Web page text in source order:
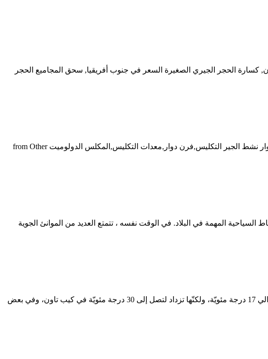
الحجر الجيري الصغيرة السعر في جنوب أفريقيا, سحق المجاميع الحجر
إندونيسيا 200tpd الجير الحي فرن دوار نشط الجير التكليس, Find Complete Details about إندونيسيا 200tpd الجير الحي فرن دوار نشط الجير التكليس,فرن دوار,معدات التكليس,المكلس الدولوميت from Other
المهمة في البلاد. في الوقت نفسه ، تتمتع العديد من الموانئ الجوية
الطقس في جنوب أفريقيا ربيعًا الطقس في جنوب أفريقيا صيفًا. يبدأ الطقس في جنوب أفريقيا خلال فصل الصّيف صباحًا بحوالي 17 درجة مئويّة، ولكنّها تزداد لتصل إلى 30 درجة مئويّة في كيب تاون، وفي بعض